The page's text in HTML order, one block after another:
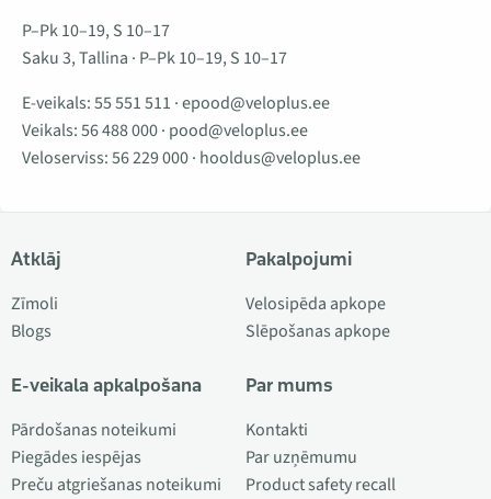
P–Pk 10–19, S 10–17
Saku 3, Tallina · P–Pk 10–19, S 10–17
E-veikals:55 551 511 ·epood@veloplus.ee
Veikals:56 488 000· pood@veloplus.ee
Veloserviss:56 229 000· hooldus@veloplus.ee
Atklāj
Zīmoli
Blogs
E-veikala apkalpošana
Pārdošanas noteikumi
Piegādes iespējas
Preču atgriešanas noteikumi
Pakalpojumi
Velosipēda apkope
Slēpošanas apkope
Par mums
Kontakti
Par uzņēmumu
Product safety recall